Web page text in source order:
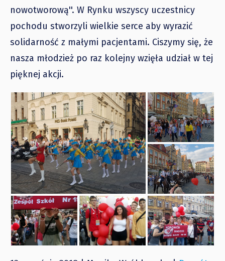
nowotworową''. W Rynku wszyscy uczestnicy
pochodu stworzyli wielkie serce aby wyrazić
solidarność z małymi pacjentami. Ciszymy się, że
nasza młodzież po raz kolejny wzięła udział w tej
pięknej akcji.